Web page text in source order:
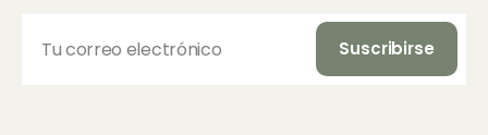
Tu correo electrónico
Suscribirse